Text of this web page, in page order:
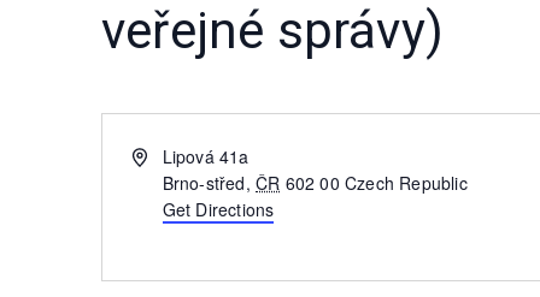
veřejné správy)
AddressLipová 41a
Brno-střed, ČR 602 00 Czech Republic
Get Directions